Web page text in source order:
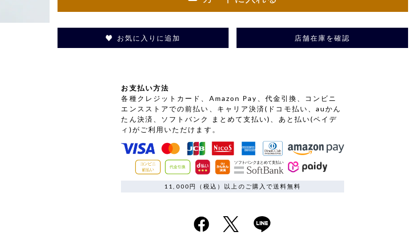
お気に入りに追加 店舗在庫を確認
お支払い方法
各種クレジットカード、Amazon Pay、代金引換、コンビニ
エンスストアでの前払い、キャリア決済(ドコモ払い、auかん
たん決済、ソフトバンク まとめて支払い)、あと払い(ペイデ
ィ)がご利用いただけます。
11,000円（税込）以上のご購入で送料無料